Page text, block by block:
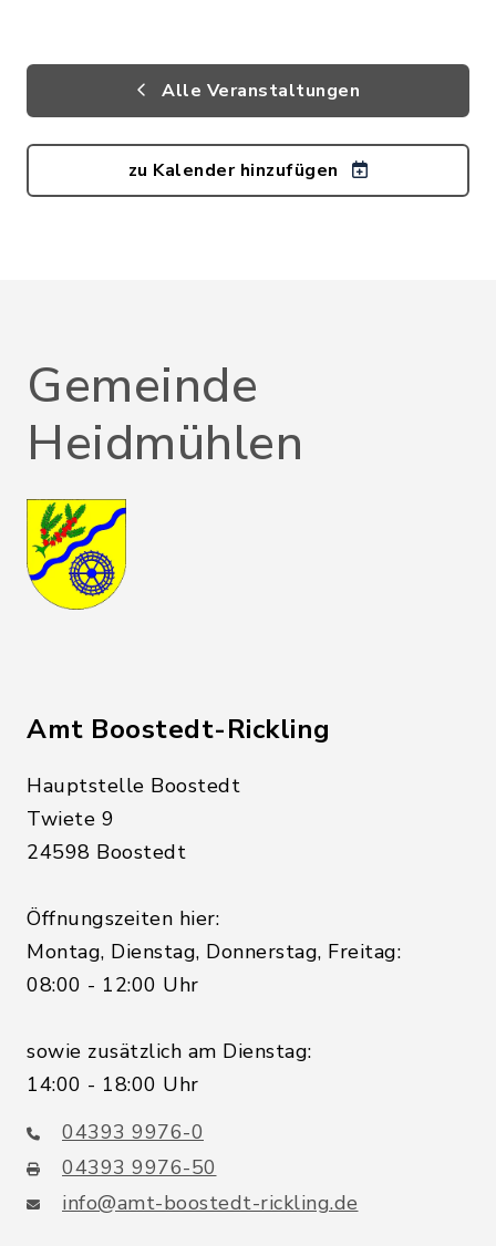
Alle Veranstaltungen
zu Kalender hinzufügen
Gemeinde
Heidmühlen
Amt Boostedt-Rickling
Hauptstelle Boostedt
Twiete 9
24598 Boostedt
Öffnungszeiten hier:
Montag, Dienstag, Donnerstag, Freitag:
08:00 - 12:00 Uhr
sowie zusätzlich am Dienstag:
14:00 - 18:00 Uhr
04393 9976-0
04393 9976-50
info@amt-boostedt-rickling.de